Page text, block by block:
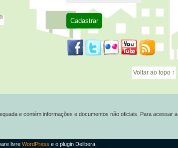
Voltar ao topo ↑
e contém informações e documentos não oficiais. Para acessar a
livre WordPress e o plugin Delibera